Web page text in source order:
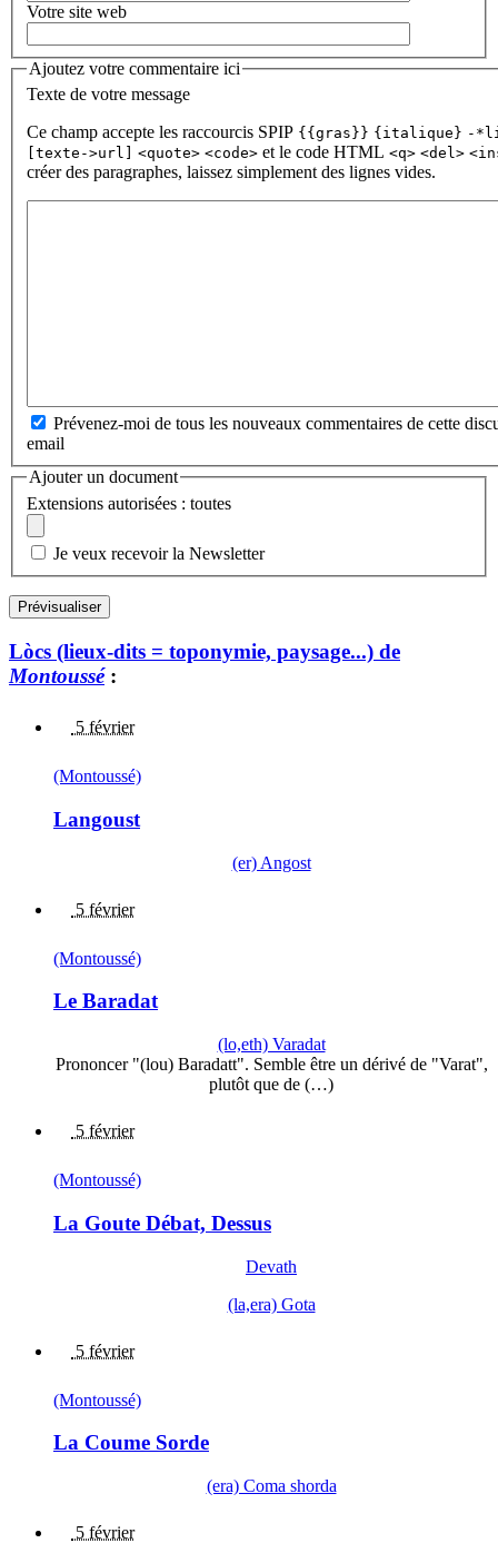
Votre site web
Ajoutez votre commentaire ici
Texte de votre message
Ce champ accepte les raccourcis SPIP {{gras}} {italique} -
[texte->url]
<quote> <code> et le code HTML <q> <del>
créer des paragraphes, laissez simplement des lignes vides.
Prévenez-moi de tous les nouveaux commentaires de cette
email
Ajouter un document
Extensions autorisées : toutes
Je veux recevoir la Newsletter
Lòcs (lieux-dits = toponymie, paysage...) de
Montoussé:
5 février
(Montoussé)
Langoust
(er) Angost
5 février
(Montoussé)
Le Baradat
(lo,eth) Varadat
Prononcer "(lou) Baradatt". Semble être un dérivé de "Varat",
plutôt que de (…)
5 février
(Montoussé)
La Goute Débat, Dessus
Devath
(la,era) Gota
5 février
(Montoussé)
La Coume Sorde
(era) Coma shorda
5 février